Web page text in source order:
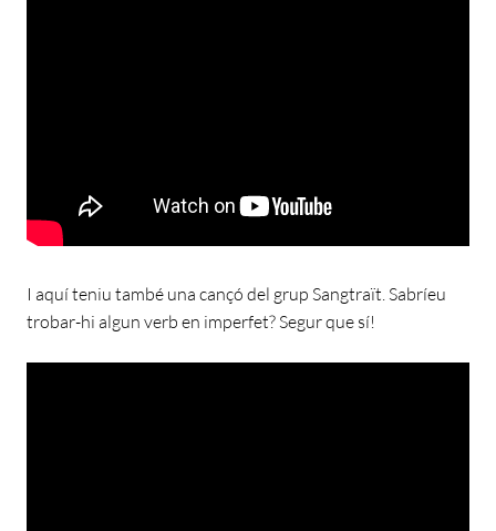
I aquí teniu també una cançó del grup Sangtraït. Sabríeu
trobar-hi algun verb en imperfet? Segur que sí!